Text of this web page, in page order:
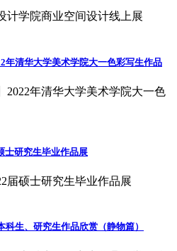
计学院商业空间设计线上展
年清华大学美术学院大一色彩写生作品
2022年清华大学美术学院大一色
士研究生毕业作品展
届硕士研究生毕业作品展
科生、研究生作品欣赏（静物篇）